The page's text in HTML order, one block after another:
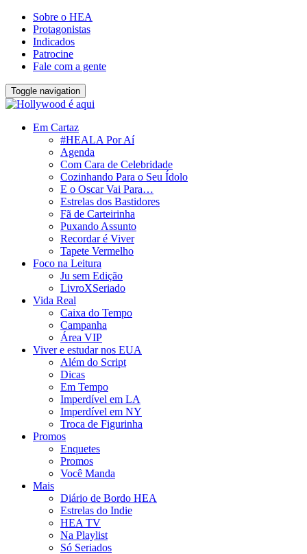
Sobre o HEA
Protagonistas
Indicados
Patrocine
Fale com a gente
Toggle navigation
Em Cartaz
#HEALA Por Aí
Agenda
Com Cara de Celebridade
Cozinhando Para o Seu Ídolo
E o Oscar Vai Para…
Estrelas dos Bastidores
Fã de Carteirinha
Puxando Assunto
Recordar é Viver
Tapete Vermelho
Foco na Leitura
Ju sem Edição
LivroXSeriado
Vida Real
Caixa do Tempo
Campanha
Área VIP
Viver e estudar nos EUA
Além do Script
Dicas
Em Tempo
Imperdível em LA
Imperdível em NY
Troca de Figurinha
Promos
Enquetes
Promos
Você Manda
Mais
Diário de Bordo HEA
Estrelas do Indie
HEA TV
Na Playlist
Só Seriados